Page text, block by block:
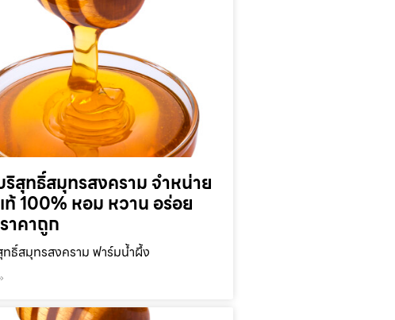
สุทธิ์สมุทรสงคราม จำหน่าย
100% หอม หวาน อร่อย
าคาถูก
ธิ์สมุทรสงคราม ฟาร์มน้ำผึ้ง